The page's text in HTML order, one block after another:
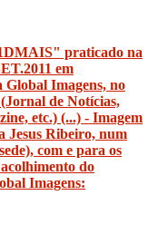
praticado na
em
Global Imagens, no
de Notícias,
etc.) (...) - Imagem
Jesus Ribeiro, num
com e para os
do
Imagens: